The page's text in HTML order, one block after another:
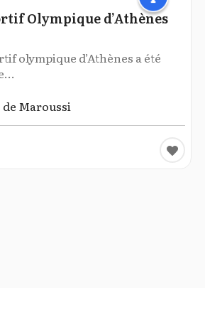
Olympique d’Athènes
olympique d’Athènes a été
Maroussi